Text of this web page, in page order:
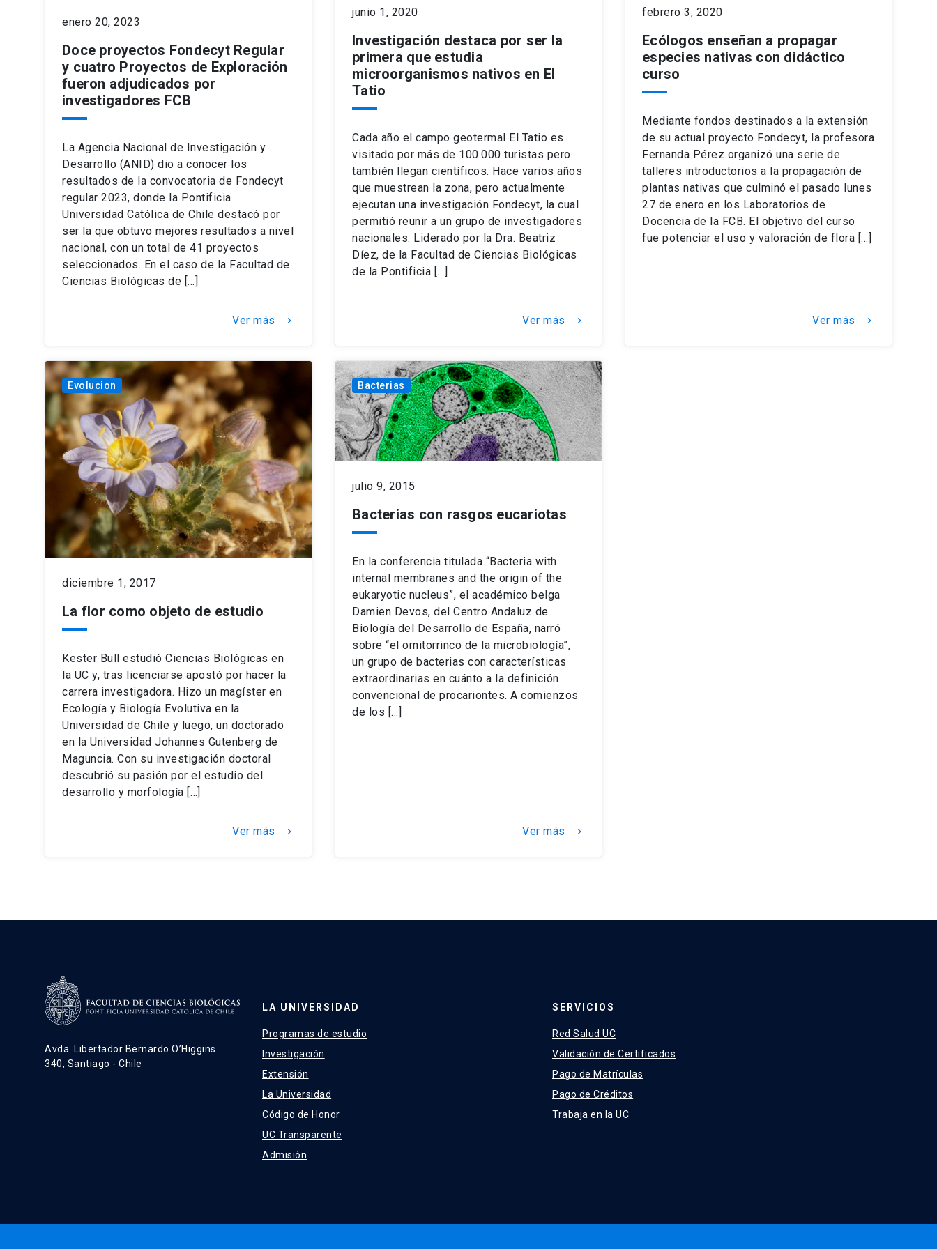
enero 20, 2023
Doce proyectos Fondecyt Regular
y cuatro Proyectos de Exploración
fueron adjudicados por
investigadores FCB
La Agencia Nacional de Investigación y
Desarrollo (ANID) dio a conocer los
resultados de la convocatoria de Fondecyt
regular 2023, donde la Pontificia
Universidad Católica de Chile destacó por
ser la que obtuvo mejores resultados a nivel
nacional, con un total de 41 proyectos
seleccionados. En el caso de la Facultad de
Ciencias Biológicas de […]
Ver más keyboard_arrow_right
junio 1, 2020
Investigación destaca por ser la
primera que estudia
microorganismos nativos en El
Tatio
Cada año el campo geotermal El Tatio es
visitado por más de 100.000 turistas pero
también llegan científicos. Hace varios años
que muestrean la zona, pero actualmente
ejecutan una investigación Fondecyt, la cual
permitió reunir a un grupo de investigadores
nacionales. Liderado por la Dra. Beatriz
Díez, de la Facultad de Ciencias Biológicas
de la Pontificia […]
Ver más keyboard_arrow_right
febrero 3, 2020
Ecólogos enseñan a propagar
especies nativas con didáctico
curso
Mediante fondos destinados a la extensión
de su actual proyecto Fondecyt, la profesora
Fernanda Pérez organizó una serie de
talleres introductorios a la propagación de
plantas nativas que culminó el pasado lunes
27 de enero en los Laboratorios de
Docencia de la FCB. El objetivo del curso
fue potenciar el uso y valoración de flora […]
Ver más keyboard_arrow_right
Evolucion
diciembre 1, 2017
La flor como objeto de estudio
Kester Bull estudió Ciencias Biológicas en
la UC y, tras licenciarse apostó por hacer la
carrera investigadora. Hizo un magíster en
Ecología y Biología Evolutiva en la
Universidad de Chile y luego, un doctorado
en la Universidad Johannes Gutenberg de
Maguncia. Con su investigación doctoral
descubrió su pasión por el estudio del
desarrollo y morfología […]
Ver más keyboard_arrow_right
Bacterias
julio 9, 2015
Bacterias con rasgos eucariotas
En la conferencia titulada “Bacteria with
internal membranes and the origin of the
eukaryotic nucleus”, el académico belga
Damien Devos, del Centro Andaluz de
Biología del Desarrollo de España, narró
sobre “el ornitorrinco de la microbiología”,
un grupo de bacterias con características
extraordinarias en cuánto a la definición
convencional de procariontes. A comienzos
de los […]
Ver más keyboard_arrow_right
Avda. Libertador Bernardo O’Higgins
340, Santiago - Chile
LA UNIVERSIDAD
Programas de estudio
Investigación
Extensión
La Universidad
Código de Honor
UC Transparente
Admisión
SERVICIOS
Red Salud UC
Validación de Certificados
Pago de Matrículas
Pago de Créditos
Trabaja en la UC